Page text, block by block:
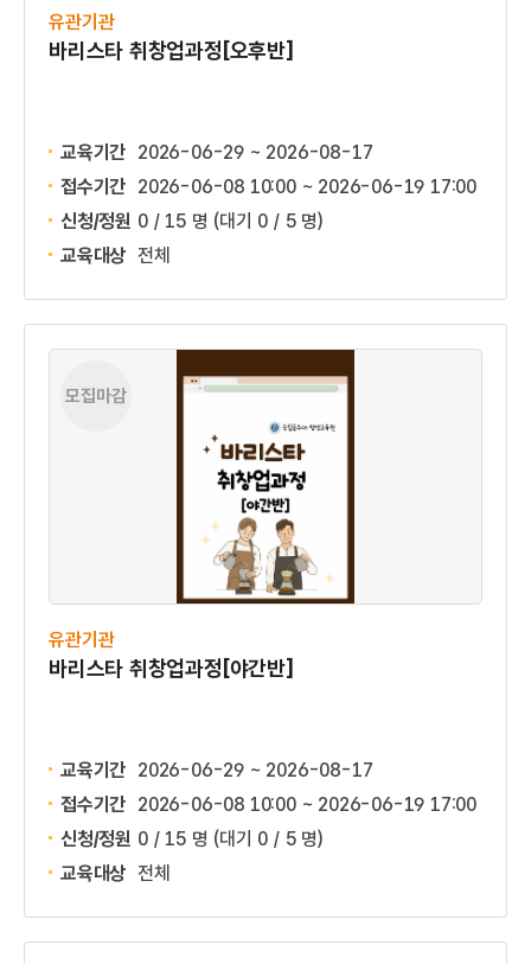
유관기관
바리스타 취창업과정[오후반]
교육기간 2026-06-29 ~ 2026-08-17
접수기간 2026-06-08 10:00 ~ 2026-06-19 17:00
신청/정원 0 / 15 명 (대기 0 / 5 명)
교육대상 전체
모집마감
유관기관
바리스타 취창업과정[야간반]
교육기간 2026-06-29 ~ 2026-08-17
접수기간 2026-06-08 10:00 ~ 2026-06-19 17:00
신청/정원 0 / 15 명 (대기 0 / 5 명)
교육대상 전체